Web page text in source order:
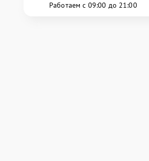
Работаем с 09:00 до 21:00